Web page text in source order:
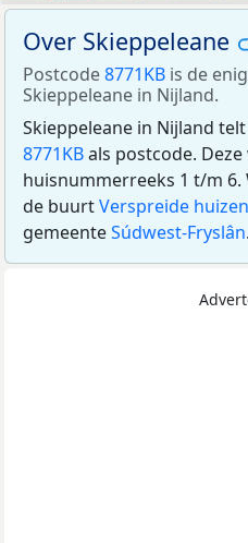
Over Skieppeleane
Postcode8771KB is de
Skieppeleane in Nijland.
Skieppeleane in Nijland
8771KBals postcode.
huisnummerreeks 1 t/m 6.
de buurtVerspreide
gemeenteSúdwest-Fryslân.